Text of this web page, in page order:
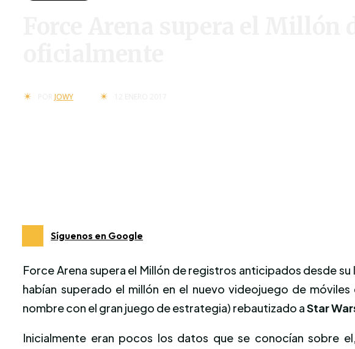
JOWY
Síguenos en Google
Force Arena supera el Millón de registros anticipados desde
habían superado el millón en el nuevo videojuego de móviles
nombre con el gran juego de estrategia) rebautizado aStar
Inicialmente eran pocos los datos que se conocían sobre